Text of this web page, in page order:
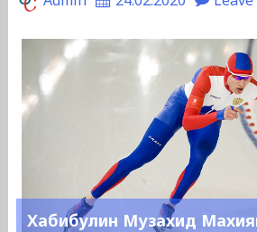
Хабибулин Музахид